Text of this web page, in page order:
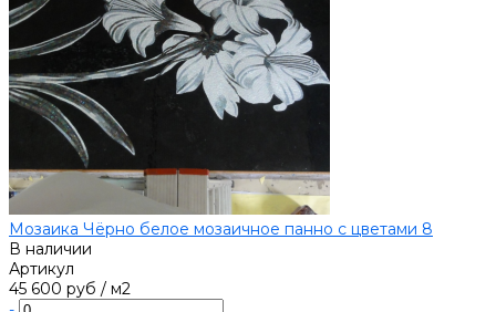
Мозаика Чёрно белое мозаичное панно с цветами 8
В наличии
Артикул
45 600 руб / м2